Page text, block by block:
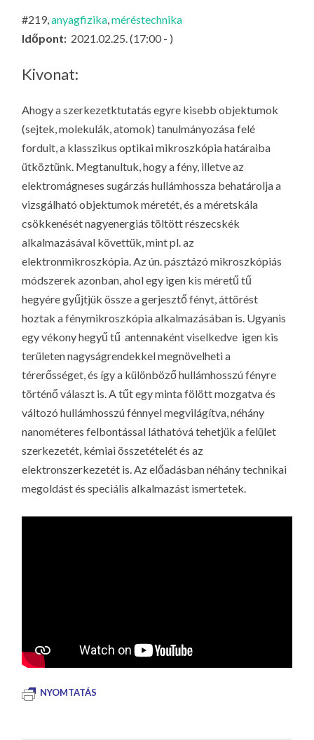
KI
#219,anyagfizika,méréstechnika
Időpont: 2021.02.25. (17:00 - )
Kivonat:
Ahogy a szerkezetktutatás egyre kisebb objektumok
(sejtek, molekulák, atomok) tanulmányozása felé
fordult, a klasszikus optikai mikroszkópia határaiba
ütköztünk. Megtanultuk, hogy a fény, illetve az
elektromágneses sugárzás hullámhossza behatárolja a
vizsgálható objektumok méretét, és a méretskála
csökkenését nagyenergiás töltött részecskék
alkalmazásával követtük, mint pl. az
elektronmikroszkópia. Az ún. pásztázó mikroszkópiás
módszerek azonban, ahol egy igen kis méretű tű
hegyére gyűjtjük össze a gerjesztő fényt, áttörést
hoztak a fénymikroszkópia alkalmazásában is. Ugyanis
egy vékony hegyű tű  antennaként viselkedve  igen kis
területen nagyságrendekkel megnövelheti a
térerősséget, és így a különböző hullámhosszú fényre
történő választ is. A tűt egy minta fölött mozgatva és
változó hullámhosszú fénnyel megvilágítva, néhány
nanométeres felbontással láthatóvá tehetjük a felület
szerkezetét, kémiai összetételét és az
elektronszerkezetét is. Az előadásban néhány technikai
megoldást és speciális alkalmazást ismertetek.
NYOMTATÁS